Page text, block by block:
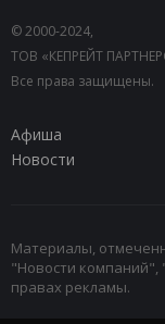
© 2000-2024,
ТОВ «КЕПРЕЙТ
Все права защищены.
Афиша
Новости
Материалы,
"Новости компаний",
правах рекламы.